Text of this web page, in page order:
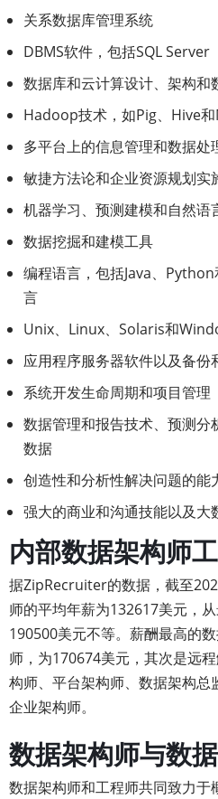
关系数据库管理系统
DBMS软件，包括SQL Server
数据库和云计算设计、架构和
Hadoop技术，如Pig、Hive
多平台上的信息管理和数据处
敏捷方法论和企业资源规划实
机器学习、预测建模和自然语
数据挖掘和建模工具
编程语言，包括Java、
言
Unix、Linux、Solaris和
应用程序服务器软件以及备份
系统开发生命周期和项目管理
数据管理和报告技术、预测
数据
创造性和分析性解决问题的能
强大的商业和沟通技能以及大
内部数据架构师
据ZipRecruiter的数据，截至
师的平均年薪为132617美元，
190500美元不等。薪酬最高的
师，为170674美元，其次是远
构师、平台架构师、数据架构总
企业架构师。
数据架构师与数
数据架构师和工程师共同致力于